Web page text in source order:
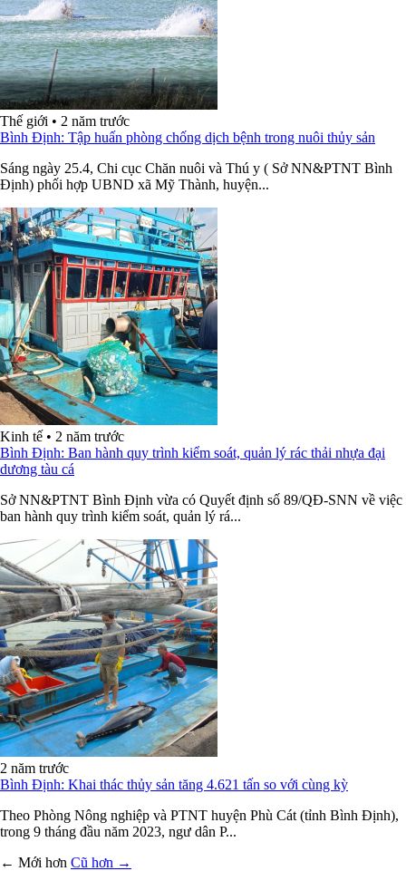
Thế giới • 2 năm trước
Bình Định: Tập huấn phòng chống dịch bệnh trong nuôi thủy sản
Sáng ngày 25.4, Chi cục Chăn nuôi và Thú y ( Sở NN&PTNT Bình
Định) phối hợp UBND xã Mỹ Thành, huyện...
Kinh tế • 2 năm trước
Bình Định: Ban hành quy trình kiểm soát, quản lý rác thải nhựa đại
dương tàu cá
Sở NN&PTNT Bình Định vừa có Quyết định số 89/QĐ-SNN về việc
ban hành quy trình kiểm soát, quản lý rá...
2 năm trước
Bình Định: Khai thác thủy sản tăng 4.621 tấn so với cùng kỳ
Theo Phòng Nông nghiệp và PTNT huyện Phù Cát (tỉnh Bình Định),
trong 9 tháng đầu năm 2023, ngư dân P...
← Mới hơn Cũ hơn →